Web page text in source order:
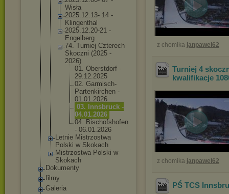
Wisła
2025.12.13- 14 -
Klingenthal
2025.12.20-21 -
Engelberg
74. Turniej Czterech
Skoczni (2025 -
2026)
01. Oberstdorf -
29.12.2025
02. Garmisch-
Partenkirchen -
01.01.2026
03. Innsbruck -
04.01.2026
04. Bischofs hofen
- 06.01.2026
Letnie Mistrzostwa
Polski w Skokach
Mistrzostwa Polski w
Skokach
Dokumenty
filmy
Galeria
z chomika janpawel62
Turniej 4
kwalifikacje
z chomika janpawel62
PŚ TCS